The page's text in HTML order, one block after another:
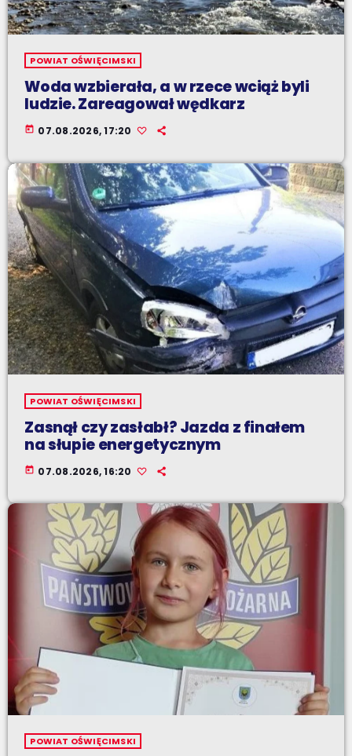
POWIAT OŚWIĘCIMSKI
Woda wzbierała, a w rzece wciąż byli
ludzie. Zareagował wędkarz
today 07.08.2026, 17:20
POWIAT OŚWIĘCIMSKI
Zasnął czy zasłabł? Jazda z finałem
na słupie energetycznym
today 07.08.2026, 16:20
POWIAT OŚWIĘCIMSKI